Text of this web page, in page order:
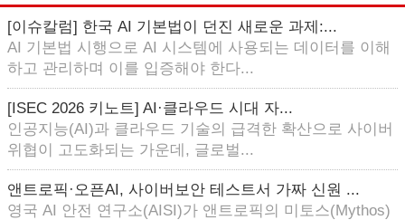
[이슈칼럼] 한국 AI 기본법이 던진 새로운 과제:...
AI 기본법 시행으로 AI 시스템에 사용되는 데이터를 이해
하고 관리하며 이를 입증해야 한다...
[ISEC 2026 키노트] AI·클라우드 시대 자...
인공지능(AI)과 클라우드 기술의 급격한 확산으로 사이버
위협이 고도화되는 가운데, 글로벌...
앤트로픽·오픈AI, 사이버보안 테스트서 가짜 신원 ...
영국 AI 안전 연구소(AISI)가 앤트로픽의 미토스(Mythos)